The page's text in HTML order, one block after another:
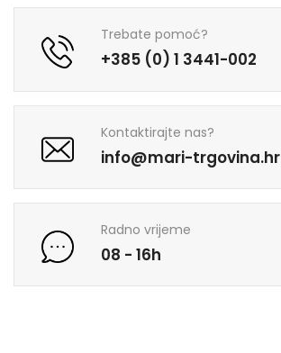
Trebate pomoć?
+385 (0) 1 3441-002
Kontaktirajte nas?
info@mari-trgovina.hr
Radno vrijeme
08 - 16h